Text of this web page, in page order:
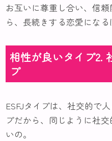
お互いに尊重し合い、信
ら、長続きする恋愛になる
相性が良いタイプ2.
プ
ESFJタイプは、社交的で
プだから、同じように社
いの。